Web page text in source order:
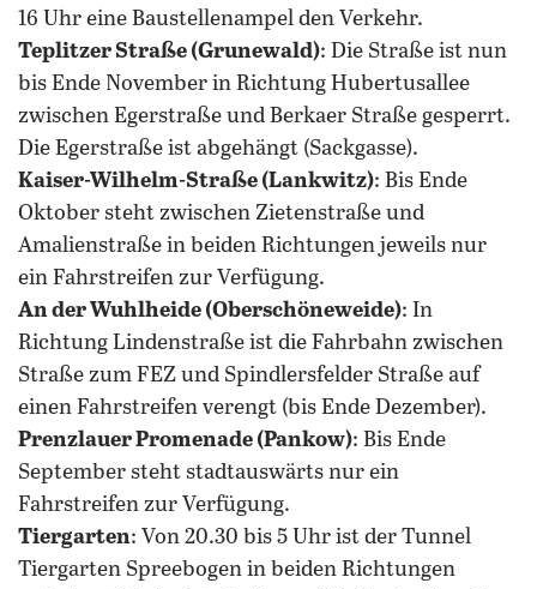
16 Uhr eine Baustellenampel den Verkehr.
Teplitzer Straße (Grunewald): Die Straße ist nun
bis Ende November in Richtung Hubertusallee
zwischen Egerstraße und Berkaer Straße gesperrt.
Die Egerstraße ist abgehängt (Sackgasse).
Kaiser-Wilhelm-Straße (Lankwitz): Bis Ende
Oktober steht zwischen Zietenstraße und
Amalienstraße in beiden Richtungen jeweils nur
ein Fahrstreifen zur Verfügung.
An der Wuhlheide (Oberschöneweide): In
Richtung Lindenstraße ist die Fahrbahn zwischen
Straße zum FEZ und Spindlersfelder Straße auf
einen Fahrstreifen verengt (bis Ende Dezember).
Prenzlauer Promenade (Pankow): Bis Ende
September steht stadtauswärts nur ein
Fahrstreifen zur Verfügung.
Tiergarten: Von 20.30 bis 5 Uhr ist der Tunnel
Tiergarten Spreebogen in beiden Richtungen